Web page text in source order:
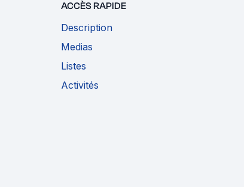
ACCÈS RAPIDE
Description
Medias
Listes
Activités